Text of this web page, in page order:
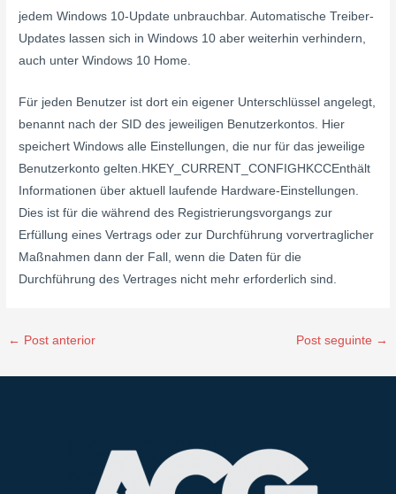
jedem Windows 10-Update unbrauchbar. Automatische Treiber-
Updates lassen sich in Windows 10 aber weiterhin verhindern,
auch unter Windows 10 Home.
Für jeden Benutzer ist dort ein eigener Unterschlüssel angelegt,
benannt nach der SID des jeweiligen Benutzerkontos. Hier
speichert Windows alle Einstellungen, die nur für das jeweilige
Benutzerkonto gelten.HKEY_CURRENT_CONFIGHKCCEnthält
Informationen über aktuell laufende Hardware-Einstellungen.
Dies ist für die während des Registrierungsvorgangs zur
Erfüllung eines Vertrags oder zur Durchführung vorvertraglicher
Maßnahmen dann der Fall, wenn die Daten für die
Durchführung des Vertrages nicht mehr erforderlich sind.
← Post anterior Post seguinte →